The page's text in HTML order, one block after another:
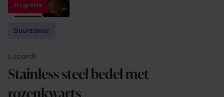
1+1 gratis
Duurzamer
Lucardi
Stainless steel bedel met